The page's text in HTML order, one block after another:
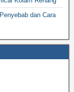
dan Cara